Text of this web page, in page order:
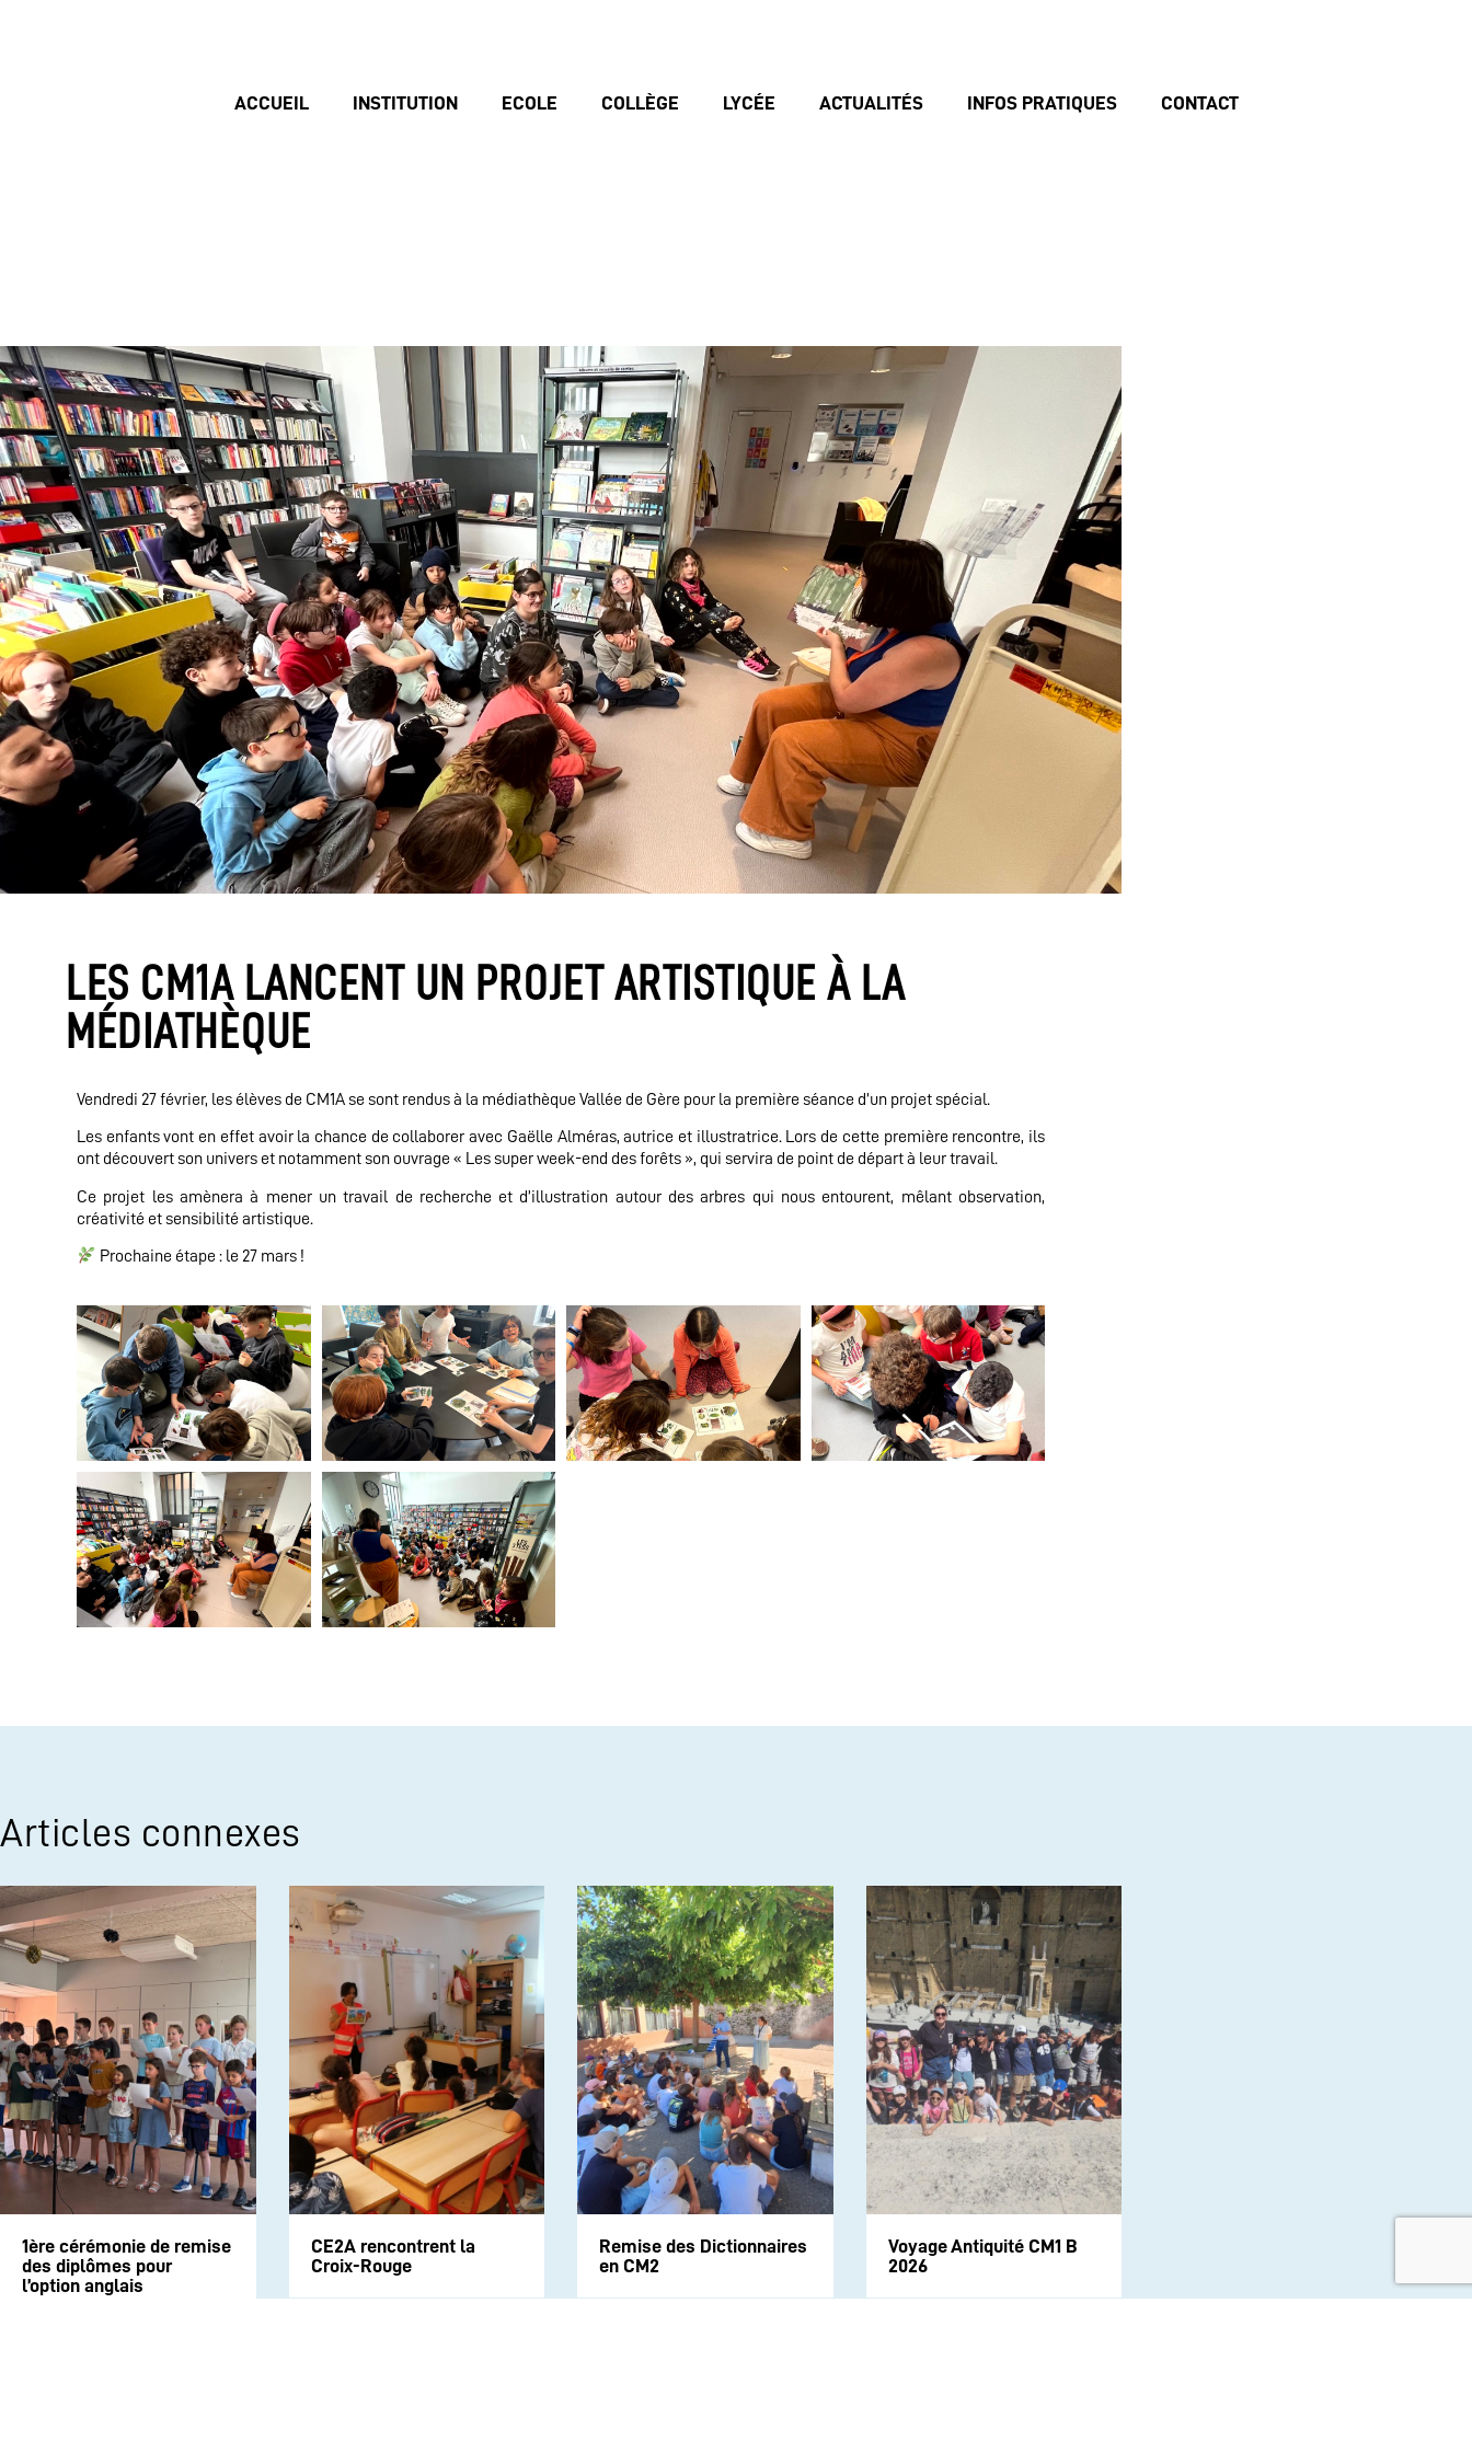
ACCUEIL INSTITUTION ECOLE COLLÈGE LYCÉE ACTUALITÉS INFOS PRATIQUES CONTACT
LES CM1A LANCENT UN PROJET ARTISTIQUE À LA
MÉDIATHÈQUE
Vendredi 27 février, les élèves de CM1A se sont rendus à la médiathèque Vallée de Gère pour la première séance d’un projet spécial.
Les enfants vont en effet avoir la chance de collaborer avec Gaëlle Alméras, autrice et illustratrice. Lors de cette première rencontre, ils
ont découvert son univers et notamment son ouvrage « Les super week-end des forêts », qui servira de point de départ à leur travail.
Ce projet les amènera à mener un travail de recherche et d’illustration autour des arbres qui nous entourent, mêlant observation,
créativité et sensibilité artistique.
Prochaine étape : le 27 mars !
Articles connexes
1ère cérémonie de remise
des diplômes pour
l’option anglais
CE2A rencontrent la
Croix-Rouge
Remise des Dictionnaires
en CM2
Voyage Antiquité CM1 B
2026